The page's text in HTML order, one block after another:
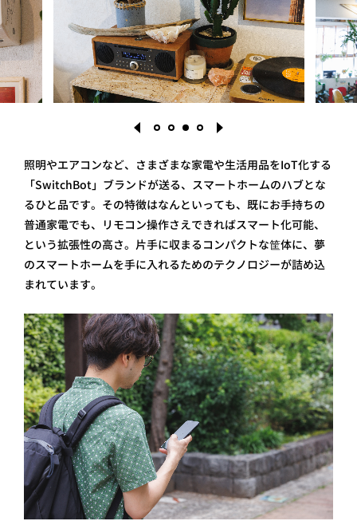
照明やエアコンなど、 さまざまな家電や生活用品をIoT化する
「SwitchBot」ブランドが送る、スマートホームのハブとな
るひと品です。その特徴はなんといっても、既にお手持ちの
普通家電でも、リモコン操作さえできればスマート化可能、
という拡張性の高さ。片手に収まるコンパクトな筐体に、夢
のスマートホームを手に入れるためのテクノロジーが詰め込
まれています。